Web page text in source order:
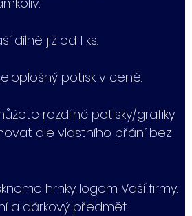
dílně již od 1 ks.
potisk v ceně.
rozdílné potisky/grafiky
dle vlastního přání bez
hrnky logem Vaší firmy.
a dárkový předmět.